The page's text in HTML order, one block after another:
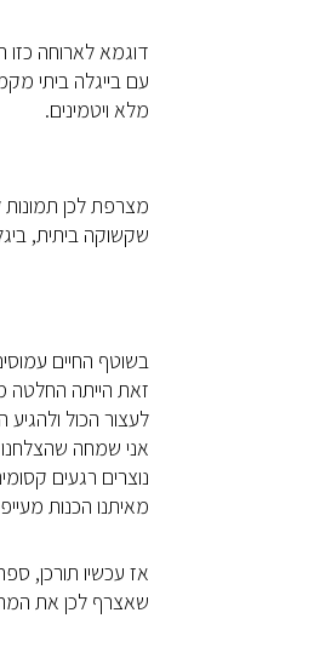
דוגמא לארוחה כזו
עם בייגלה ביתי
מלא ויטמינים.
מצרפת לכן
שקשוקה ביתית,
בשוטף החיים
זאת הייתה החלטה
לעצור הכול
אני שמחה
נוצרים רגעים
מאיתנו הכנות
אז עכשיו תורכן,
שאצרף לכן את